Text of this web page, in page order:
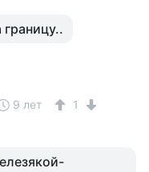
границу..
9 лет 1